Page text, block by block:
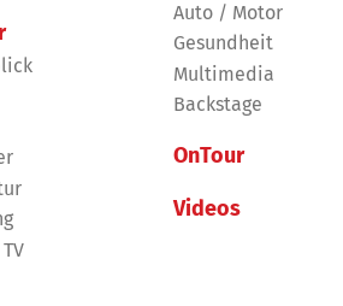
Auto / Motor
Gesundheit
Multimedia
Backstage
OnTour
Videos